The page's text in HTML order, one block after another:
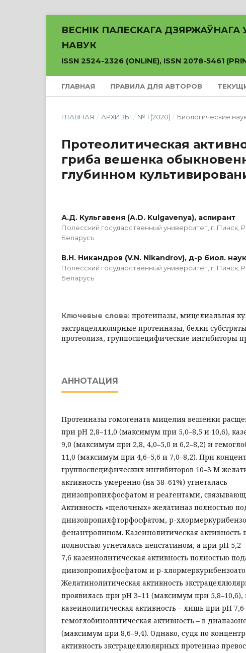
ВЕСНІК ПАЛЕСКАГА
НАВУК
ISSN 2524-2326 (ONLINE), ISSN 2078-5461
ГЛАВНАЯ ПРАВИЛА ДЛЯ АВТОРОВ
ГЛАВНАЯ / АРХИВЫ / № 1 (2020) / Биологические
Протеолитическая
гриба вешенка
глубинном
А.Д. Кульгавеня (A.D. Kulgavenya), аспирант
Полесский государственный университет, г. Пинск,
Беларусь
В.Н. Никандров (V.N. Nikandrov), д-р биол.
Полесский государственный университет, г. Пинск,
Беларусь
Ключевые слова: протеиназы, мицелиальная
экстрацеллюлярные протеиназы, белки
протеолиза, группоспецифические ингибиторы
АННОТАЦИЯ
Протеиназы гомогената мицелия вешенки
при рН 2,8–11,0 (максимум при 5,0–8,5 и 10,6),
9,0 (максимум при 2,8, 4,0–5,0 и 6,2–8,2) и
11,0 (максимум при 4,6–5,6 и 7,0–8,2). При
группоспецифических ингибиторов 10–3 М
активность умеренно (на 38–61%) угнеталась
диизопропилфосфатом и реагентами,
Активность «щелочных» желатиназ полностью
диизопропилфторфосфатом, р-
фенантролином. Казеинолитическая активность
полностью угнеталась пепстатином, а при рН
7,6 казеинолитическая активность полностью
диизопропилфосфатом и р-
Желатинолитическая активность
проявилась при рН 3–11 (максимум при 5,8–10,6),
казеинолитическая активность – лишь при рН
гемоглобинолитическая активность – в
(максимум при 8,6–9,4). Однако, судя по
активность экстрацеллюлярных протеиназ